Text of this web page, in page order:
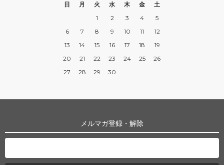
日
月 火 水 木 金
土
1
2 3 4
5
6
7 8 9 10 11
12
13
14 15 16 17 18
19
20
21 22 23 24 25
26
27
28 29 30
メルマガ登録・解除